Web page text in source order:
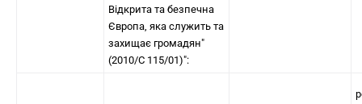
Відкрита та безпечна
Європа, яка служить та
захищає громадян"
(2010/C 115/01)":